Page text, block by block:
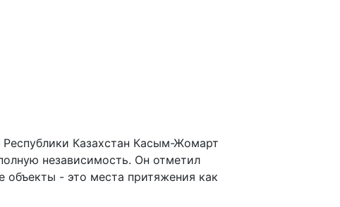
Казахстан Касым-Жомарт
независимость. Он отметил
объекты - это места притяжения как